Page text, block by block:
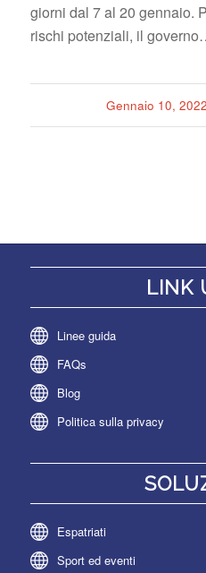
giorni dal 7 al 20 gennaio.
rischi potenziali, il
Gennaio 10, 2022
/
LINK
Linee guida
FAQs
Blog
Politica sulla privacy
Espatriati
Sport ed eventi